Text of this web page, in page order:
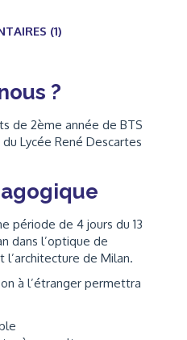
(1)
?
de 2ème année de BTS
Lycée René Descartes
période de 4 jours du 13
dans l’optique de
l’architecture de Milan.
à l’étranger permettra